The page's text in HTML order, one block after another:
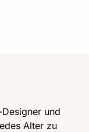
und
Alter zu